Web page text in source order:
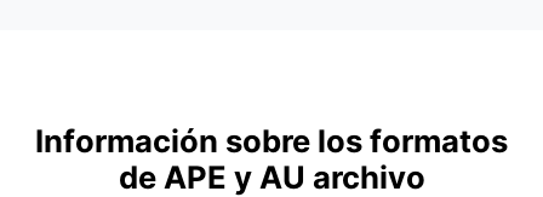
Información sobre los formatos
de APE y AU archivo